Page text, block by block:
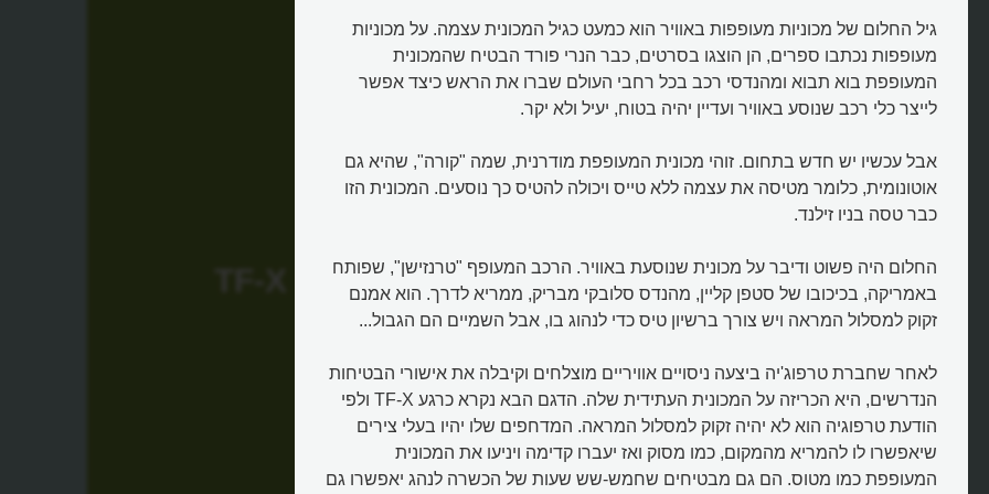
TF-X
גיל החלום של מכוניות מעופפות באוויר הוא כמעט כגיל המכונית עצמה. על מכוניות
מעופפות נכתבו ספרים, הן הוצגו בסרטים, כבר הנרי פורד הבטיח שהמכונית
המעופפת בוא תבוא ומהנדסי רכב בכל רחבי העולם שברו את הראש כיצד אפשר
לייצר כלי רכב שנוסע באוויר ועדיין יהיה בטוח, יעיל ולא יקר.
אבל עכשיו יש חדש בתחום. זוהי מכונית המעופפת מודרנית, שמה "קורה", שהיא גם
אוטונומית, כלומר מטיסה את עצמה ללא טייס ויכולה להטיס כך נוסעים. המכונית הזו
כבר טסה בניו זילנד.
החלום היה פשוט ודיבר על מכונית שנוסעת באוויר. הרכב המעופף "טרנזישן", שפותח
באמריקה, בכיכובו של סטפן קליין, מהנדס סלובקי מבריק, ממריא לדרך. הוא אמנם
זקוק למסלול המראה ויש צורך ברשיון טיס כדי לנהוג בו, אבל השמיים הם הגבול...
לאחר שחברת טרפוג'יה ביצעה ניסויים אוויריים מוצלחים וקיבלה את אישורי הבטיחות
הנדרשים, היא הכריזה על המכונית העתידית שלה. הדגם הבא נקרא כרגע TF-X ולפי
הודעת טרפוגיה הוא לא יהיה זקוק למסלול המראה. המדחפים שלו יהיו בעלי צירים
שיאפשרו לו להמריא מהמקום, כמו מסוק ואז יעברו קדימה ויניעו את המכונית
המעופפת כמו מטוס. הם גם מבטיחים שחמש-שש שעות של הכשרה לנהג יאפשרו גם